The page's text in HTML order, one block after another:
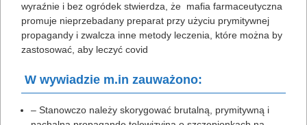
wyraźnie i bez ogródek stwierdza, że mafia farmaceutyczna
promuje nieprzebadany preparat przy użyciu prymitywnej
propagandy i zwalcza inne metody leczenia, które można by
zastosować, aby leczyć covid
W wywiadzie m.in zauważono:
– Stanowczo należy skorygować brutalną, prymitywną i